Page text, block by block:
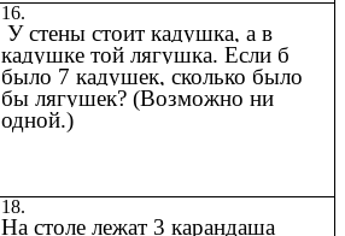
16.
У стены стоит кадушка, а в
кадушке той лягушка. Если б
было 7 кадушек, сколько было
бы лягушек? (Возможно ни
одной.)
18.
На столе лежат 3 карандаша